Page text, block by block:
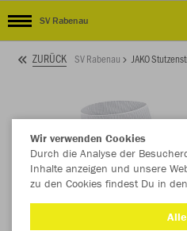
SV Rabenau
ZURÜCK SV Rabenau JAKO
Wir verwenden Cookies
Durch die Analyse der
Inhalte anzeigen und unsere
zu den Cookies findest Du in